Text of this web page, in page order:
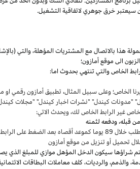
سيعتبر خرق جوهري لاتفاقية التشغيل.
،والتي
الى موقع أمازون؛
الخاص والتي تنتهي بحدوث اما:
الخاص؛وعلى سبيل المثال، تطبيق أمازون رقمي
" "مدونات كيندل" "نشرات اخبار كيندل" "مجلات
غير الرابط الخاص لك،ويحدث الاتي:
الاولي؛ أو
تحميل أو تنزيل من موقع أمازون
شراؤهاسيكون الدخل المؤهل موازي للمبلغ الذي
،والذمم،والرديات،كلف معاملات البطاقات